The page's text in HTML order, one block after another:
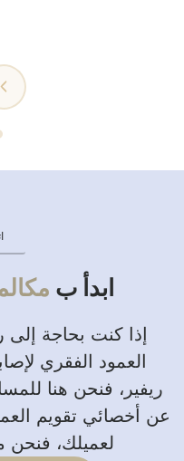
ابدأ ب
إذا كنت بحاجة
العمود الفقري
ريفير، فنحن هنا
عن أخصائي تقويم
لعميلك، فنحن